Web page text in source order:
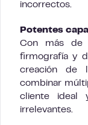
incorrectos.
Potentes
Con más de
firmografía y
creación de
combinar
cliente ideal
irrelevantes.